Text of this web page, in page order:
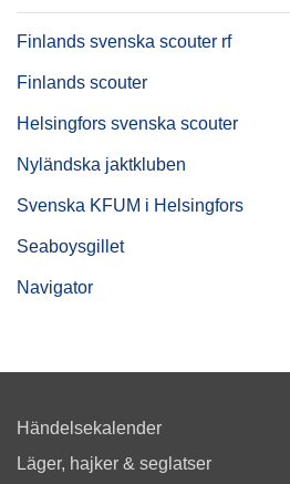
Finlands svenska scouter rf
Finlands scouter
Helsingfors svenska scouter
Nyländska jaktkluben
Svenska KFUM i Helsingfors
Seaboysgillet
Navigator
Händelsekalender
Läger, hajker & seglatser